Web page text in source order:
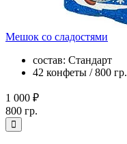
Мешок со сладостями
состав: Стандарт
42 конфеты / 800 гр.
1 000 ₽
800 гр.